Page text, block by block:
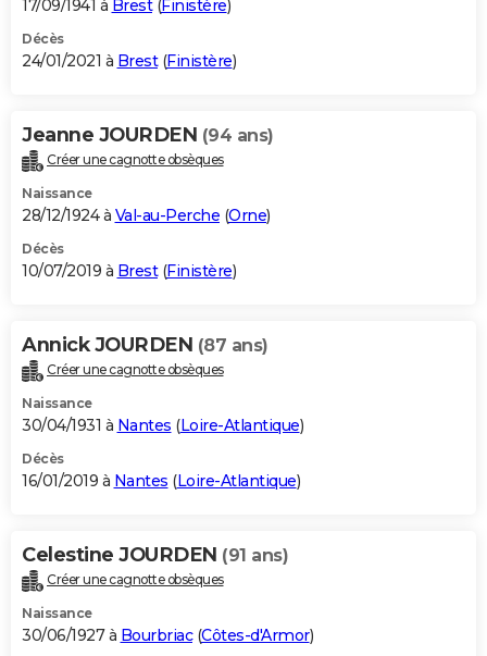
17/09/1941 à Brest(Finistère)
Décès
24/01/2021 à Brest(Finistère)
Jeanne JOURDEN (94 ans)
Créer une cagnotte obsèques
Naissance
28/12/1924 à Val-au-Perche (Orne)
Décès
10/07/2019 à Brest(Finistère)
Annick JOURDEN (87 ans)
Créer une cagnotte obsèques
Naissance
30/04/1931 à Nantes (Loire-Atlantique)
Décès
16/01/2019 à Nantes (Loire-Atlantique)
Celestine JOURDEN (91 ans)
Créer une cagnotte obsèques
Naissance
30/06/1927 à Bourbriac(Côtes-d'Armor)